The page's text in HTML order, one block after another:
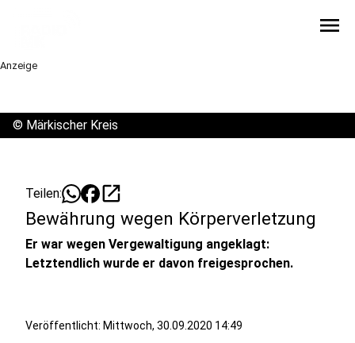
menu
Anzeige
© Märkischer Kreis
Teilen: open_in_new
Bewährung wegen Körperverletzung
Er war wegen Vergewaltigung angeklagt:
Letztendlich wurde er davon freigesprochen.
Veröffentlicht: Mittwoch, 30.09.2020 14:49